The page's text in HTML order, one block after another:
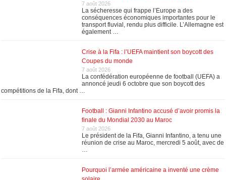
7 août 2026
La sécheresse qui frappe l’Europe a des
conséquences économiques importantes pour le
transport fluvial, rendu plus difficile. L’Allemagne est
également …
Crise à la Fifa : l’UEFA maintient son boycott des
Coupes du monde
7 août 2026
La confédération européenne de football (UEFA) a
annoncé jeudi 6 octobre que son boycott des
compétitions de la Fifa, dont …
Football : Gianni Infantino accusé d’avoir promis la
finale du Mondial 2030 au Maroc
7 août 2026
Le président de la Fifa, Gianni Infantino, a tenu une
réunion de crise au Maroc, mercredi 5 août, avec de
…
Pourquoi l’armée américaine a inventé une crème